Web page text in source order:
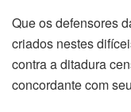
Que os defensores
criados nestes
contra a ditadura
concordante com